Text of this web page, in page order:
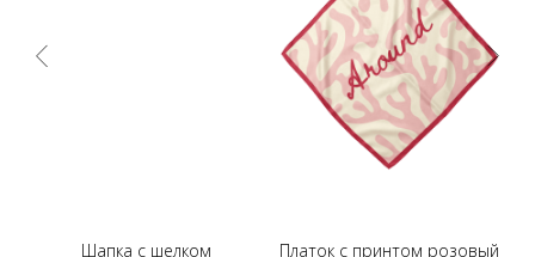
Шапка с шелком
Платок с принтом розовый